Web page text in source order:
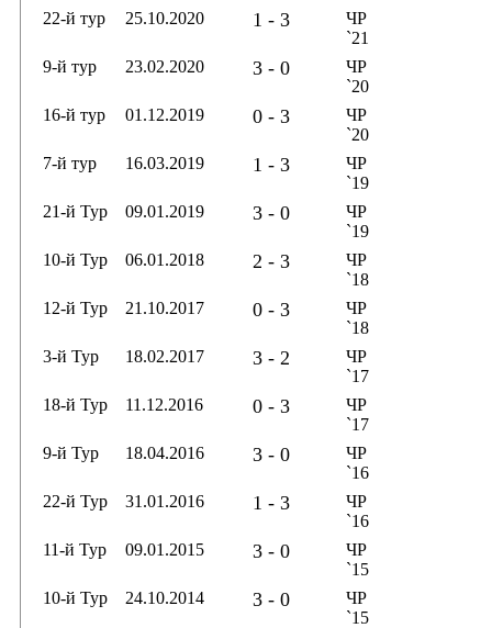
22-й тур
25.10.2020 1 - 3
ЧР
`21
9-й тур
23.02.2020 3 - 0
ЧР
`20
16-й тур
01.12.2019 0 - 3
ЧР
`20
7-й тур
16.03.2019 1 - 3
ЧР
`19
21-й Тур
09.01.2019 3 - 0
ЧР
`19
10-й Тур
06.01.2018 2 - 3
ЧР
`18
12-й Тур
21.10.2017 0 - 3
ЧР
`18
3-й Тур
18.02.2017 3 - 2
ЧР
`17
18-й Тур
11.12.2016 0 - 3
ЧР
`17
9-й Тур
18.04.2016 3 - 0
ЧР
`16
22-й Тур
31.01.2016 1 - 3
ЧР
`16
11-й Тур
09.01.2015 3 - 0
ЧР
`15
10-й Тур
24.10.2014 3 - 0
ЧР
`15